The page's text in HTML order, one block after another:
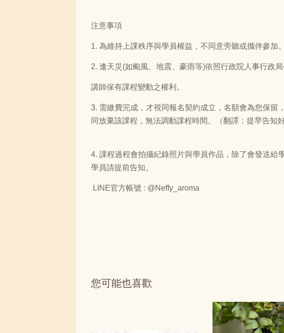
注意事項
1. 為維持上課秩序與學員權益，不同意旁聽或攜伴參加。
2. 逢天災(如颱風、地震、豪雨等)依照行政院人事行政
講師保有課程變動之權利。
3. 需繳費完成，才視同報名契約成立，名額會為您保留
同放棄該課程，無法調動課程時間。（翻譯：提早告知好
4. 課程過程會拍攝紀錄照片與學員作品 ，除了會發送給
學員請提前告知。
LINE官方帳號 : @Neffy_aroma
您可能也喜歡